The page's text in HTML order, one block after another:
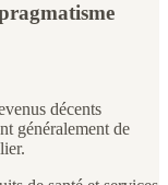
décents
généralement de